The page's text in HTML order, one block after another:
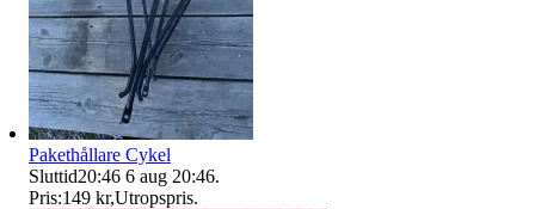
Pakethållare Cykel
Sluttid20:46 6 aug 20:46.
Pris:149 kr,Utropspris.